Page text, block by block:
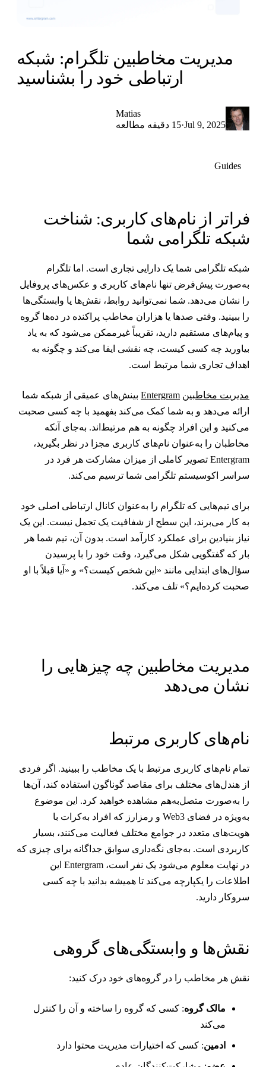
مدیریت مخاطبین تلگرام: شبکه
ارتباطی خود را بشناسید
Matias
Jul 9, 2025
·15 دقیقه مطالعه
Guides
از نام‌های کاربری: شناخت
تلگرامی شما
تلگرامی شما یک دارایی تجاری است. اما تلگرام
پیش‌فرض تنها نام‌های کاربری و عکس‌های پروفایل
نشان می‌دهد. شما نمی‌توانید روابط، نقش‌ها یا وابستگی‌ها
ببینید. وقتی صدها یا هزاران مخاطب پراکنده در ده‌ها گروه
پیام‌های مستقیم دارید، تقریباً غیرممکن می‌شود که به یاد
چه کسی کیست، چه نقشی ایفا می‌کند و چگونه به
تجاری شما مرتبط است.
مخاطبین Entergramبینش‌های عمیقی از شبکه شما
می‌دهد و به شما کمک می‌کند بفهمید با چه کسی صحبت
و این افراد چگونه به هم مرتبط‌اند. به‌جای آنکه
را به‌عنوان نام‌های کاربری مجزا در نظر بگیرید،
Entergram تصویر کاملی از میزان مشارکت هر فرد در
اکوسیستم تلگرامی شما ترسیم می‌کند.
تیم‌هایی که تلگرام را به‌عنوان کانال ارتباطی اصلی خود
کار می‌برند، این سطح از شفافیت یک تجمل نیست. این یک
بنیادین برای عملکرد کارآمد است. بدون آن، تیم شما هر
که گفتگویی شکل می‌گیرد، وقت خود را با پرسیدن
ابتدایی مانند «این شخص کیست؟» و «آیا قبلاً با او
کرده‌ایم؟» تلف می‌کند.
مخاطبین چه چیزهایی را
می‌دهد
کاربری مرتبط
نام‌های کاربری مرتبط با یک مخاطب را ببینید. اگر فردی
هندل‌های مختلف برای مقاصد گوناگون استفاده کند، آن‌ها
به‌صورت متصل‌به‌هم مشاهده خواهید کرد. این موضوع
به‌ویژه در فضای Web3 و رمزارز که افراد به‌کرات با
متعدد در جوامع مختلف فعالیت می‌کنند، بسیار
است. به‌جای نگه‌داری سوابق جداگانه برای چیزی که
در نهایت معلوم می‌شود یک نفر است، Entergram این
را یکپارچه می‌کند تا همیشه بدانید با چه کسی
دارید.
و وابستگی‌های گروهی
هر مخاطب را در گروه‌های خود درک کنید:
مالک گروه: کسی که گروه را ساخته و آن را کنترل
می‌کند
ادمین: کسی که اختیارات مدیریت محتوا دارد